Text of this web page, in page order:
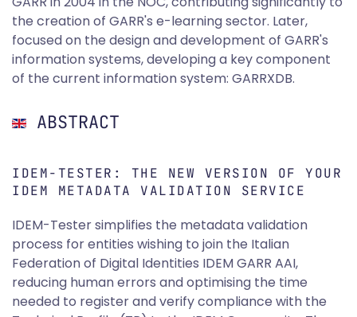
the creation of GARR's e-learning sector. Later,
focused on the design and development of GARR's
information systems, developing a key component
of the current information system: GARRXDB.
ABSTRACT
IDEM-TESTER: THE NEW VERSION OF YOUR
IDEM METADATA VALIDATION SERVICE
IDEM-Tester simplifies the metadata validation
process for entities wishing to join the Italian
Federation of Digital Identities IDEM GARR AAI,
reducing human errors and optimising the time
needed to register and verify compliance with the